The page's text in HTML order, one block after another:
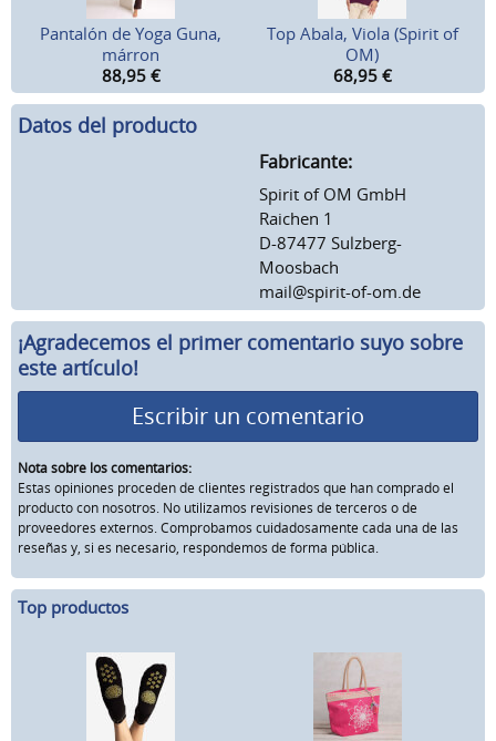
Pantalón de Yoga Guna,
márron
88,95 €
Top Abala, Viola (Spirit of
OM)
68,95 €
Datos del producto
Fabricante:
Spirit of OM GmbH
Raichen 1
D-87477 Sulzberg-
Moosbach
mail@spirit-of-om.de
¡Agradecemos el primer comentario suyo sobre
este artículo!
Escribir un comentario
Nota sobre los comentarios:
Estas opiniones proceden de clientes registrados que han comprado el
producto con nosotros. No utilizamos revisiones de terceros o de
proveedores externos. Comprobamos cuidadosamente cada una de las
reseñas y, si es necesario, respondemos de forma pública.
Top productos